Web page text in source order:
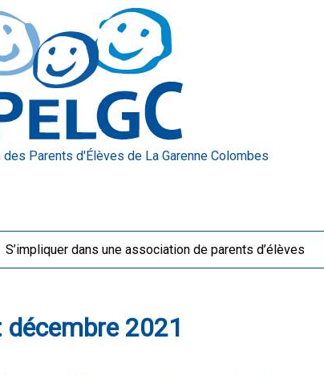
Parents d'Élèves de La Garenne Colombes
S’impliquer dans une association de parents d’élèves
décembre 2021